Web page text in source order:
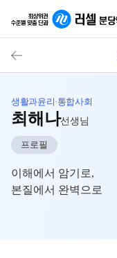
생활과윤리·통합사회
최해나선생님
프로필
이해에서 암기로,
본질에서 완벽으로